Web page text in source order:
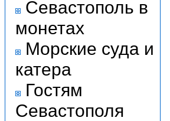
Севастополь в
монетах
Морские суда и
катера
Гостям
Севастополя